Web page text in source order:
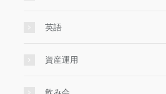
英語
資産運用